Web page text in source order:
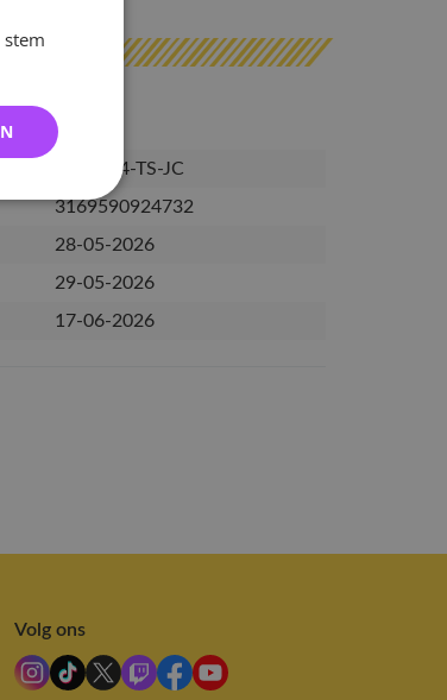
PRE-R44-TS-JC
3169590924732
28-05-2026
29-05-2026
17-06-2026
Volg ons